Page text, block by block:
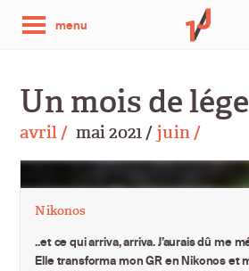
menu
Un mois de
avril / mai 2021 / juin /
Nikonos
..et ce qui arriva, arriva. J’aurais dû me
Elle transforma mon GR en Nikonos et